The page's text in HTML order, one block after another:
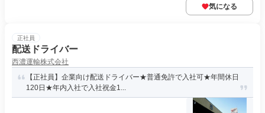
気になる
正社員
配送ドライバー
西濃運輸株式会社
【正社員】企業向け配送ドライバー★普通免許で入社可★年間休日
120日★年内入社で入社祝金1...